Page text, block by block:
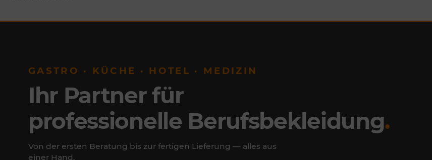
GASTRO · KÜCHE · HOTEL · MEDIZIN
Ihr Partner für
professionelle Berufsbekleidung.
Von der ersten Beratung bis zur fertigen Lieferung — alles aus
einer Hand.